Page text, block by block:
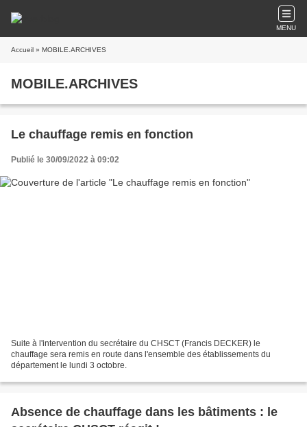
MENU
Accueil » MOBILE.ARCHIVES
MOBILE.ARCHIVES
Le chauffage remis en fonction
Publié le 30/09/2022 à 09:02
Suite à l'intervention du secrétaire du CHSCT (Francis DECKER) le
chauffage sera remis en route dans l'ensemble des établissements du
département le lundi 3 octobre.
Absence de chauffage dans les bâtiments : le